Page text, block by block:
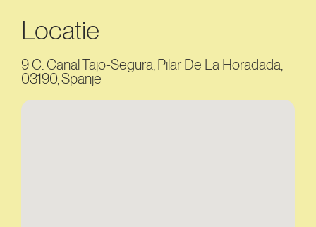
Locatie
9 C. Canal Tajo-Segura, Pilar De La Horadada,
03190, Spanje